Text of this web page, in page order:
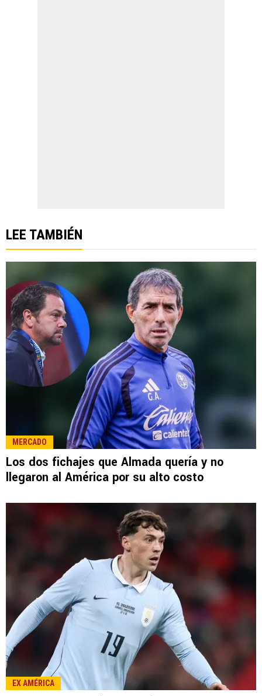
LEE TAMBIÉN
MERCADO
Los dos fichajes que Almada quería y no
llegaron al América por su alto costo
EX AMÉRICA